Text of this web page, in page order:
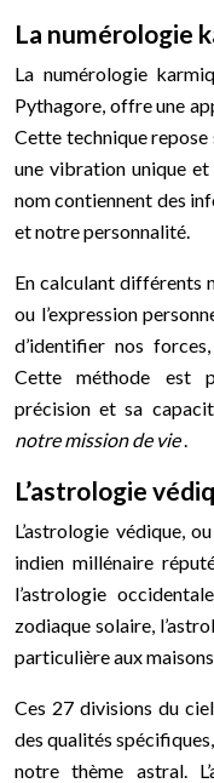
La numérologie
La numérologie
Pythagore, offre une
Cette technique repose
une vibration unique
nom contiennent des
et notre personnalité.
En calculant différents
ou l’expression
d’identifier nos
Cette méthode est
précision et sa
notre mission de vie.
L’astrologie
L’astrologie védique,
indien millénaire
l’astrologie
zodiaque solaire,
particulière aux
Ces 27 divisions du
des qualités
notre thème astral.